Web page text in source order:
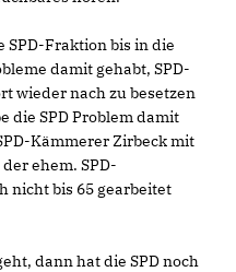
SPD-Fraktion bis in die
damit gehabt, SPD-
wieder nach zu besetzen
die SPD Problem damit
Kämmerer Zirbeck mit
ehem. SPD-
nicht bis 65 gearbeitet
dann hat die SPD noch